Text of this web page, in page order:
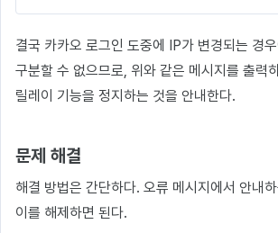
결국 카카오 로그인 도중에 IP가 변경되는 경
구분할 수 없으므로, 위와 같은 메시지를 출력
릴레이 기능을 정지하는 것을 안내한다.
문제 해결
해결 방법은 간단하다. 오류 메시지에서 안내
이를 해제하면 된다.